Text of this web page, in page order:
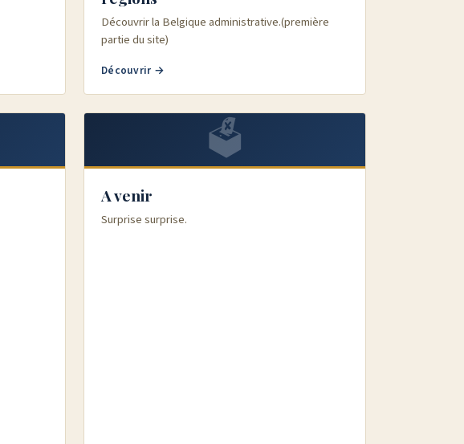
Découvrir la Belgique administrative.(première
partie du site)
Découvrir →
🗳️
A venir
Surprise surprise.